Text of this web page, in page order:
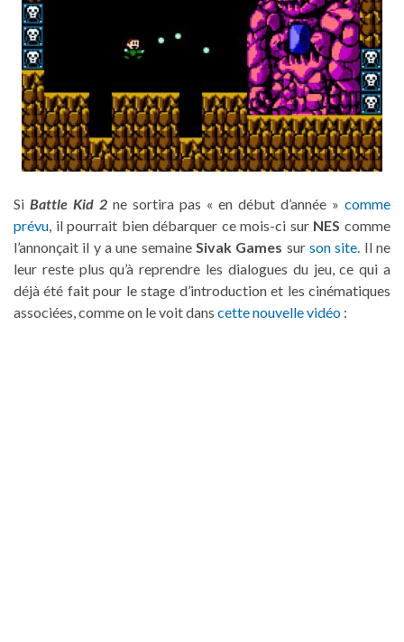
Si Battle Kid 2 ne sortira pas « en début d’année » comme
prévu, il pourrait bien débarquer ce mois-ci sur NES comme
l’annonçait il y a une semaine Sivak Games surson site. Il ne
leur reste plus qu’à reprendre les dialogues du jeu, ce qui a
déjà été fait pour le stage d’introduction et les cinématiques
associées, comme on le voit dans cette nouvelle vidéo :